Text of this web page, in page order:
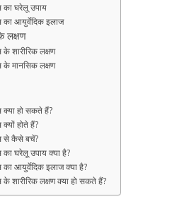
घरेलू उपाय
आयुर्वेदिक इलाज
लक्षण
शारीरिक लक्षण
मानसिक लक्षण
हो सकते हैं?
होते हैं?
से कैसे बचें?
घरेलू उपाय क्या है?
आयुर्वेदिक इलाज क्या है?
शारीरिक लक्षण क्या हो सकते हैं?